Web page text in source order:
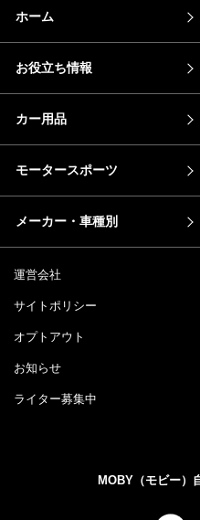
ホーム
お役立ち情報
カー用品
モータースポーツ
メーカー・車種別
運営会社
サイトポリシー
オプトアウト
お知らせ
ライター募集中
MOBY（モビー）